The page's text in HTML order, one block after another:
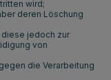
wird;
deren Löschung
jedoch zur
von
die Verarbeitung